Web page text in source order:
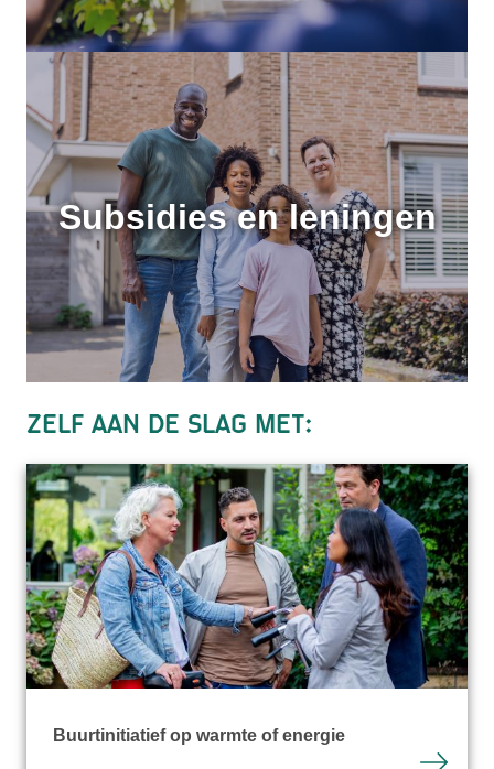
Subsidies en leningen
Zelf aan de slag met:
Buurtinitiatief op warmte of energie